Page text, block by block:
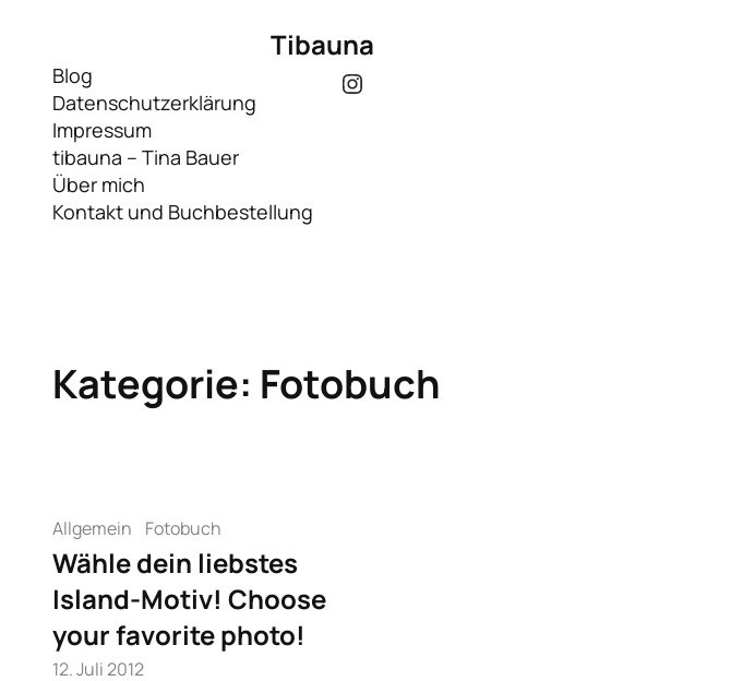
springen
Tibauna
Blog
Datenschutzerklärung
Impressum
tibauna – Tina Bauer
Über mich
Kontakt und Buchbestellung
Instagram
Kategorie: Fotobuch
Allgemein Fotobuch
Wähle dein liebstes
Island-Motiv! Choose
your favorite photo!
12. Juli 2012